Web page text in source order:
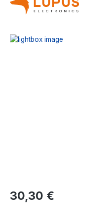
Regulärer Preis:
30,30 €